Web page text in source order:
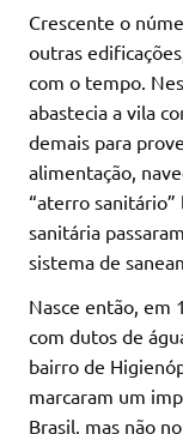
Crescente o
outras
com o tempo.
abastecia a vila
demais para
alimentação,
“aterro
sanitária
sistema de
Nasce então, em
com dutos de
bairro de
marcaram um
Brasil, mas não